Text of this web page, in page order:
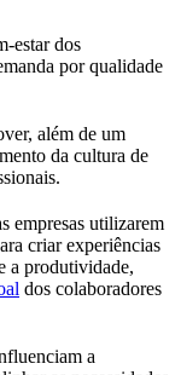
estar dos
por qualidade
além de um
da cultura de
empresas utilizarem
criar experiências
a produtividade,
dos colaboradores
a